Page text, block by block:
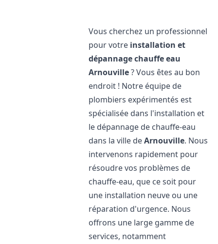
Vous cherchez un professionnel
pour votre installation et
dépannage chauffe eau
Arnouville? Vous êtes au bon
endroit ! Notre équipe de
plombiers expérimentés est
spécialisée dans l'installation et
le dépannage de chauffe-eau
dans la ville deArnouville. Nous
intervenons rapidement pour
résoudre vos problèmes de
chauffe-eau, que ce soit pour
une installation neuve ou une
réparation d'urgence. Nous
offrons une large gamme de
services, notamment